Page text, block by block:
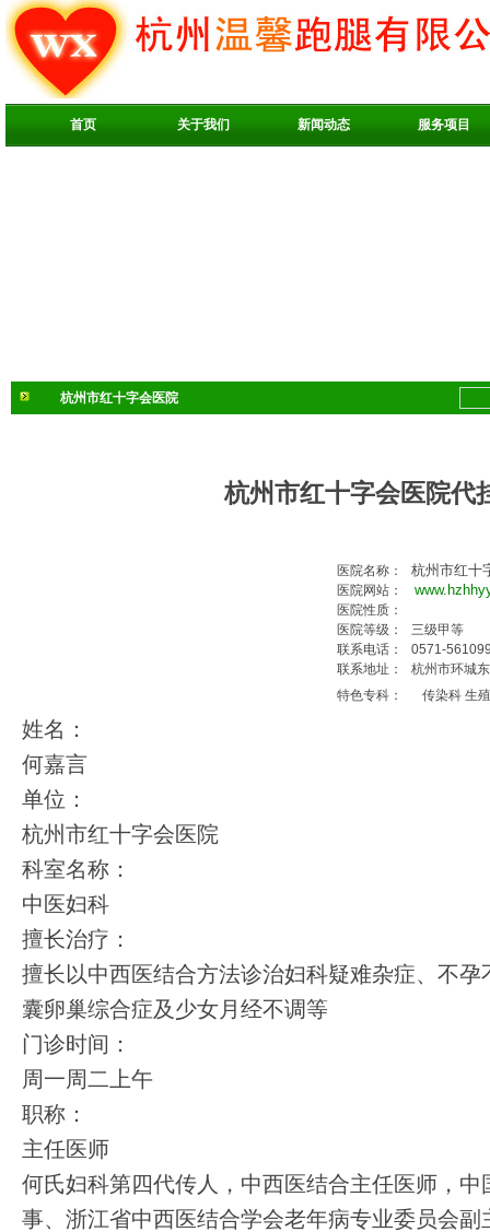
首页 关于我们 新闻动态 服务项目
杭州市红十字会医院
杭州市红十字会医院代
医院名称： 杭州市红十
医院网站：
医院性质：
医院等级：
三级甲等
联系电话：
0571-
联系地址：
杭州市环城
特色专科：
传染科 生
姓名：
何嘉言
单位：
杭州市红十字会医院
科室名称：
中医妇科
擅长治疗：
擅长以中西医结合方法诊治妇科疑难杂症、不孕
囊卵巢综合症及少女月经不调等
门诊时间：
周一周二上午
职称：
主任医师
何氏妇科第四代传人，中西医结合主任医师，中
事、浙江省中西医结合学会老年病专业委员会副